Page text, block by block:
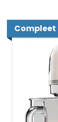
Compleet